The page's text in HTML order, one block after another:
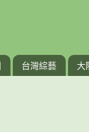
台灣綜藝 大